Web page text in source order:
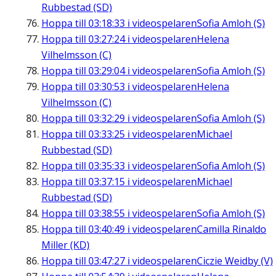
Rubbestad (SD)
Hoppa till 03:18:33 i videospelarenSofia Amloh (S)
Hoppa till 03:27:24i videospelarenHelena
Vilhelmsson (C)
Hoppa till 03:29:04i videospelarenSofia Amloh (S)
Hoppa till 03:30:53 i videospelarenHelena
Vilhelmsson (C)
Hoppa till 03:32:29 i videospelarenSofia Amloh (S)
Hoppa till 03:33:25 i videospelarenMichael
Rubbestad (SD)
Hoppa till 03:35:33 i videospelarenSofia Amloh (S)
Hoppa till 03:37:15 i videospelarenMichael
Rubbestad (SD)
Hoppa till 03:38:55 i videospelarenSofia Amloh (S)
Hoppa till 03:40:49 i videospelarenCamilla Rinaldo
Miller (KD)
Hoppa till 03:47:27 i videospelarenCiczie Weidby (V)